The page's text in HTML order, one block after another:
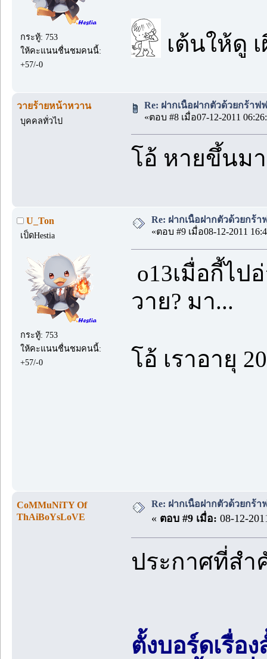
กระทู้: 753
ให้คะแนนชื่นชมคนนี้:
+57/-0
เต้นให้ดู
วายร้ายหน้าหวาน
บุคคลทั่วไป
Re: ฝากเนื้อฝากตัวด้วยกร้าฟ
«ตอบ #8 เมื่อ07-12-2011
โอ้ หายขึ้นม
U_Ton
เป็ดHestia
กระทู้: 753
ให้คะแนนชื่นชมคนนี้:
+57/-0
Re: ฝากเนื้อฝากตัวด้วยกร้า
«ตอบ #9 เมื่อ08-12-2011
o13เมื่อกี้ไป
วาย? มา...
โอ้ เราอายุ
CoMMuNiTY Of
ThAiBoYsLoVE
Re: ฝากเนื้อฝากตัวด้วยกร้า
« ตอบ #9 เมื่อ: 08-12-
ประกาศที่ส
ตั้งบอร์ดเรื่อ